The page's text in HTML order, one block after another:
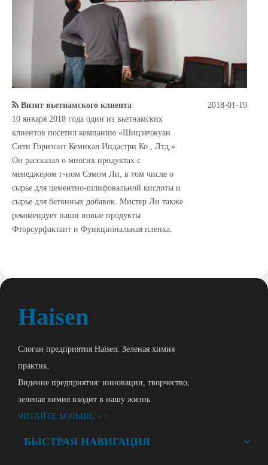
Визит вьетнамского клиента
10 января 2018 года один из вьетнамских
клиентов посетил компанию «Шицзячжуан
Сити Горизонт Кемикал Индастри Ко., Лтд.».
Он рассказал о многих продуктах с
менеджером г-ном Сэмом Ли, в том числе о
сырье для цементно-шлифовальной кислоты и
сырье для бетонных добавок. Мистер Ли также
рекомендует наши новые продукты
Фторсурфактант и Функциональная пленка.
2018-01-19
Haisen
Слоган предприятия Haisen: Зеленая химия
практик.
Видение предприятия: инновации, творчество,
зеленая химия входит в нашу жизнь.
ЧИТАЙТЕ БОЛЬШЕ > >
БЫСТРАЯ НАВИГАЦИЯ